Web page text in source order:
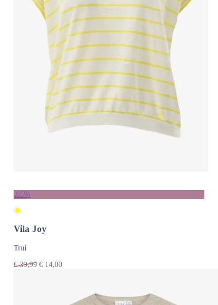
-65%
Vila Joy
Trui
€39,99 € 14,00